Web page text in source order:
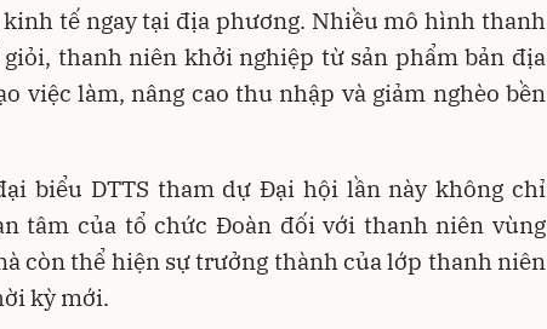
tế ngay tại địa phương. Nhiều mô hình thanh
thanh niên khởi nghiệp từ sản phẩm bản địa
việc làm, nâng cao thu nhập và giảm nghèo bền
biểu DTTS tham dự Đại hội lần này không chỉ
tâm của tổ chức Đoàn đối với thanh niên vùng
còn thể hiện sự trưởng thành của lớp thanh niên
kỳ mới.